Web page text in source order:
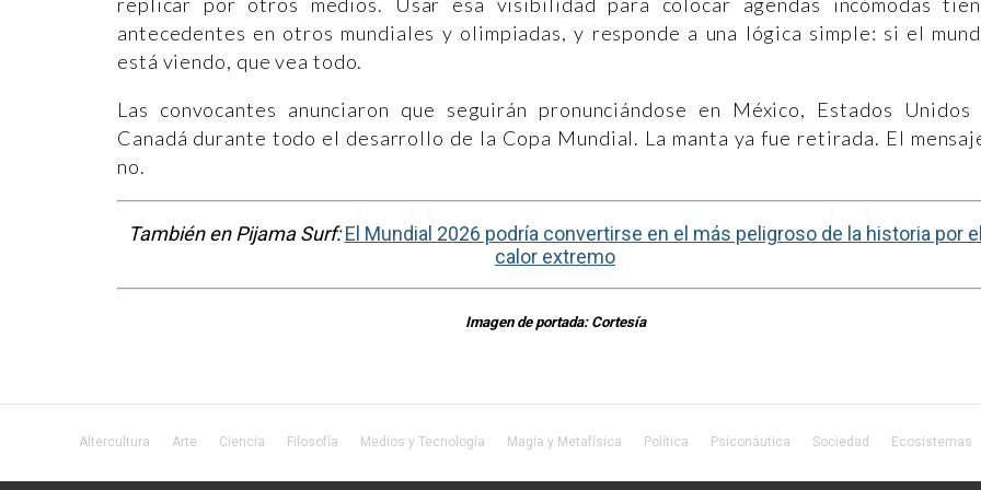
antecedentes en otros mundiales y olimpiadas, y responde a una lógica simple: si el
está viendo, que vea todo.
Las convocantes anunciaron que seguirán pronunciándose en México, Estados Unidos
Canadá durante todo el desarrollo de la Copa Mundial. La manta ya fue retirada. El
no.
También en Pijama Surf: El Mundial 2026 podría convertirse en el más peligroso de la historia por el
calor extremo
Imagen de portada: Cortesía
Altercultura Arte Ciencia Filosofía Medios y Tecnología Magia y Metafísica Política Psiconáutica Sociedad Ecosistemas